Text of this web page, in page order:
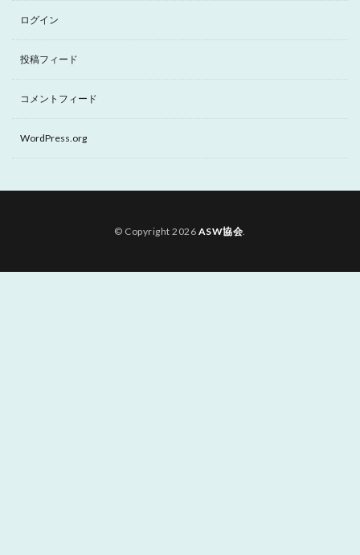
ログイン
投稿フィード
コメントフィード
WordPress.org
© Copyright 2026 ASW協会